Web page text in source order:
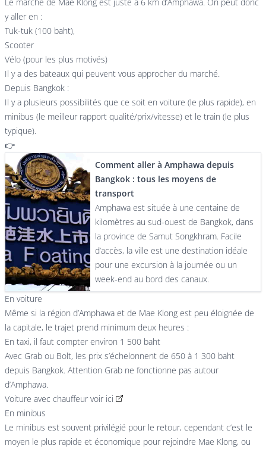
y aller en :
Tuk-tuk (100 baht),
Scooter
Vélo (pour les plus motivés)
Il y a des bateaux qui peuvent vous approcher du marché.
Depuis Bangkok :
Il y a plusieurs possibilités que ce soit en voiture (le plus rapide), en
minibus (le meilleur rapport qualité/prix/vitesse) et le train (le plus
typique).
👉
Comment aller à Amphawa depuis
Bangkok : tous les moyens de
transport
Amphawa est située à une centaine de
kilomètres au sud-ouest de Bangkok, dans
la province de Samut Songkhram. Facile
d’accès, la ville est une destination idéale
pour une excursion à la journée ou un
week-end au bord des canaux.
En voiture
Même si la région d’Amphawa et de Mae Klong est peu éloignée de
la capitale, le trajet prend minimum deux heures :
En taxi, il faut compter environ 1 500 baht
Avec Grab ou Bolt, les prix s’échelonnent de 650 à 1 300 baht
depuis Bangkok. Attention Grab ne fonctionne pas autour
d’Amphawa.
Voiture avec chauffeurvoir ici
En minibus
Le minibus est souvent privilégié pour le retour, cependant c’est le
moyen le plus rapide et économique pour rejoindre Mae Klong, ou